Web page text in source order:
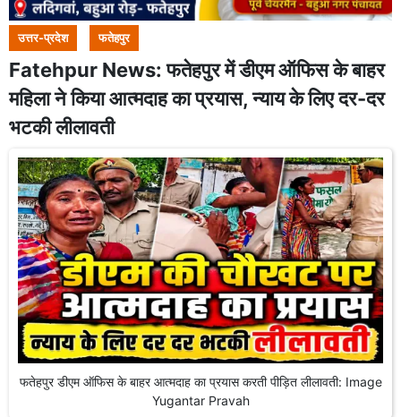
उत्तर-प्रदेश फतेहपुर
Fatehpur News: फतेहपुर में डीएम ऑफिस के बाहर
महिला ने किया आत्मदाह का प्रयास, न्याय के लिए दर-दर
भटकी लीलावती
फतेहपुर डीएम ऑफिस के बाहर आत्मदाह का प्रयास करती पीड़ित लीलावती: Image
Yugantar Pravah